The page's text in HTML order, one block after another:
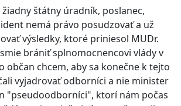
štátny úradník, poslanec,
nemá právo posudzovať a už
výsledky, ktoré priniesol MUDr.
brániť splnomocnencovi vlády v
občan chcem, aby sa konečne k tejto
vyjadrovať odborníci a nie minister
"pseudoodborníci", ktorí nám počas